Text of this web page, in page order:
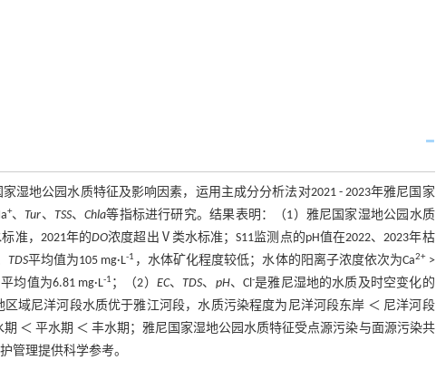
湿地公园水质特征及影响因素，运用主成分分析法对2021 - 2023年雅尼国家
+、Tur、 TSS、Chla等指标进行研究。结果表明：（1）雅尼国家湿地公园水质
准，2021年的DO浓度超出Ⅴ类水标准；S11监测点的pH值在2022、2023年枯
TDS平均值为105 mg·L-1 ，水体矿化程度较低；水体的阳离子浓度依次为Ca2+>
均值为6.81 mg·L-1 ；（2） EC、TDS、 pH、Cl-是雅尼湿地的水质及时空变化的
域尼洋河段水质优于雅江河段，水质污染程度为尼洋河段东岸 ＜ 尼洋河段
＜ 平水期 ＜ 丰水期；雅尼国家湿地公园水质特征受点源污染与面源污染共
管理提供科学参考。